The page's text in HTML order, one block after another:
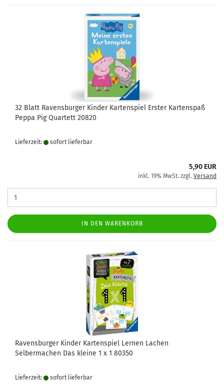
32 Blatt Ravensburger Kinder Kartenspiel Erster Kartenspaß
Peppa Pig Quartett 20820
Lieferzeit: sofort lie­fer­bar
5,90 EUR
inkl. 19% MwSt. zzgl. Versand
IN DEN WARENKORB
Ravensburger Kinder Kartenspiel Lernen Lachen
Selbermachen Das kleine 1 x 1 80350
Lieferzeit: sofort lie­fer­bar